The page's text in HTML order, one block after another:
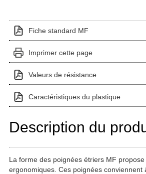
Fiche standard MF
Imprimer cette page
Valeurs de résistance
Caractéristiques du plastique
Description du
La forme des poignées étriers MF
ergonomiques. Ces poignées conviennent